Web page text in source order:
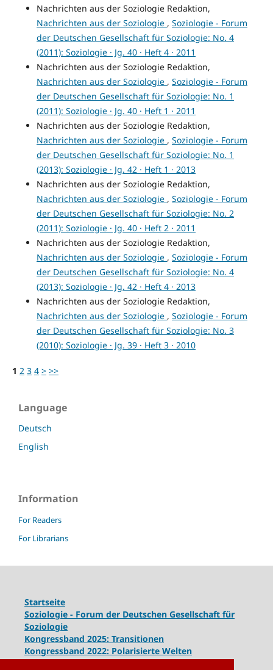
Nachrichten aus der Soziologie Redaktion,
Nachrichten aus der Soziologie , Soziologie - Forum
der Deutschen Gesellschaft für Soziologie: No. 4
(2011): Soziologie · Jg. 40 · Heft 4 · 2011
Nachrichten aus der Soziologie Redaktion,
Nachrichten aus der Soziologie , Soziologie - Forum
der Deutschen Gesellschaft für Soziologie: No. 1
(2011): Soziologie · Jg. 40 · Heft 1 · 2011
Nachrichten aus der Soziologie Redaktion,
Nachrichten aus der Soziologie , Soziologie - Forum
der Deutschen Gesellschaft für Soziologie: No. 1
(2013): Soziologie · Jg. 42 · Heft 1 · 2013
Nachrichten aus der Soziologie Redaktion,
Nachrichten aus der Soziologie , Soziologie - Forum
der Deutschen Gesellschaft für Soziologie: No. 2
(2011): Soziologie · Jg. 40 · Heft 2 · 2011
Nachrichten aus der Soziologie Redaktion,
Nachrichten aus der Soziologie , Soziologie - Forum
der Deutschen Gesellschaft für Soziologie: No. 4
(2013): Soziologie · Jg. 42 · Heft 4 · 2013
Nachrichten aus der Soziologie Redaktion,
Nachrichten aus der Soziologie , Soziologie - Forum
der Deutschen Gesellschaft für Soziologie: No. 3
(2010): Soziologie · Jg. 39 · Heft 3 · 2010
1 2 3 4 > >>
Language
Deutsch
English
Information
For Readers
For Librarians
Startseite
Soziologie - Forum der Deutschen Gesellschaft für
Soziologie
Kongressband 2025: Transitionen
Kongressband 2022: Polarisierte Welten